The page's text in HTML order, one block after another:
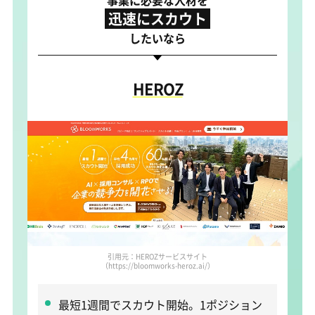
迅速にスカウト
したいなら
HEROZ
引用元：HEROZサービスサイト
（https://bloomworks-heroz.ai/）
最短1週間でスカウト開始。1ポジション